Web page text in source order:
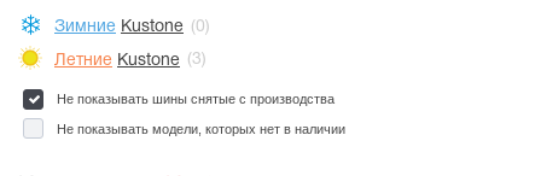
Зимние Kustone (0)
Летние Kustone (3)
Не показывать шины снятые с производства
Не показывать модели, которых нет в наличии